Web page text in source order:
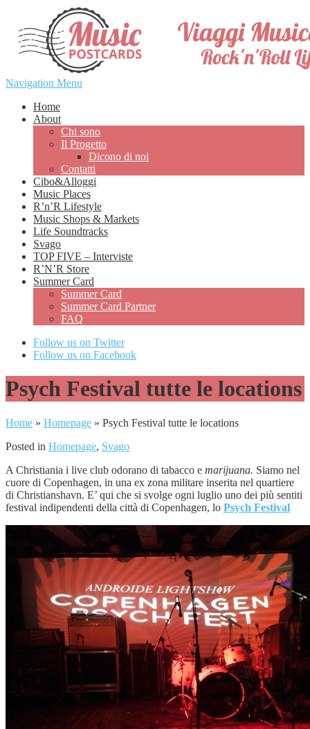
Navigation Menu
Home
About
Chi sono
Il Progetto
Dicono di noi
Contatti
Cibo&Alloggi
Music Places
R’n’R Lifestyle
Music Shops & Markets
Life Soundtracks
Svago
TOP FIVE – Interviste
R’N’R Store
Summer Card
Summer Card
Summer Card Partner
FAQ
Follow us on Twitter
Follow us on Facebook
Psych Festival tutte le locations
Home » Homepage » Psych Festival tutte le locations
Posted in Homepage, Svago
A Christiania i live club odorano di tabacco e marijuana. Siamo nel
cuore di Copenhagen, in una ex zona militare inserita nel quartiere
di Christianshavn. E’ qui che si svolge ogni luglio uno dei più sentiti
festival indipendenti della città di Copenhagen, lo Psych Festival